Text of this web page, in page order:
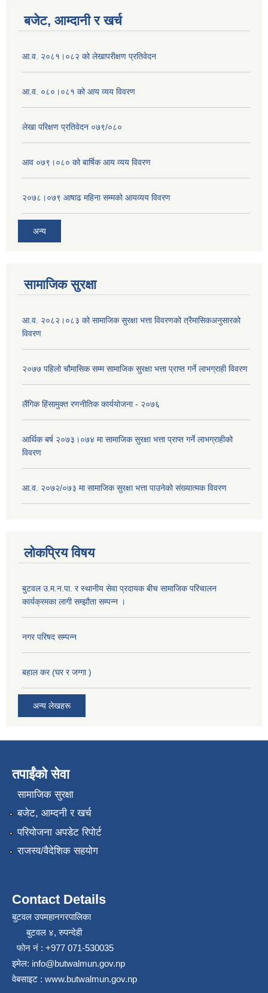
बजेट, आम्दानी र खर्च
आ.व. २०८१।०८२ को लेखापरीक्षण प्रतिवेदन
आ.व. ०८०।०८१ को आय व्यय विवरण
लेखा परिक्षण प्रतिवेदन ०७९/०८०
आव ०७९।०८० को बार्षिक आय व्यय विवरण
२०७८।०७९ आषाढ महिना सम्मको आयव्यय विवरण
अन्य
सामाजिक सुरक्षा
आ.व. २०८२।०८३ को सामाजिक सुरक्षा भत्ता विवरणको त्रैमासिकअनुसारको
विवरण
२०७७ पहिलो चौमासिक सम्म सामाजिक सुरक्षा भत्ता प्राप्त गर्ने लाभग्राही विवरण
लैंगिक हिंसामुक्त रणनीतिक कार्ययोजना - २०७६
आर्थिक बर्ष २०७३।०७४ मा सामाजिक सुरक्षा भत्ता प्राप्त गर्ने लाभग्राहीको
विवरण
आ.व. २०७२/०७३ मा सामाजिक सुरक्षा भत्ता पाउनेको संख्यात्मक विवरण
लोकप्रिय विषय
बुटवल उ.म.न.पा. र स्थानीय सेवा प्रदायक बीच सामाजिक परिचालन
कार्यक्रमका लागी सम्झौता सम्पन्न ।
नगर परिषद सम्पन्न
बहाल कर (घर र जग्गा )
अन्य लेखहरू
तपाईंको सेवा
सामाजिक सुरक्षा
बजेट, आम्दनी र खर्च
परियोजना अपडेट रिपोर्ट
राजस्व/वैदेशिक सहयोग
Contact Details
बुटवल उपमहानगरपालिका
बुटवल ४, रुपन्देही
फोन नं : +977 071-530035
इमेल: info@butwalmun.gov.np
वेबसाइट : www.butwalmun.gov.np